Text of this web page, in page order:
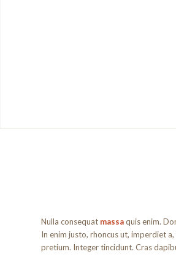
Nulla consequat massaquis enim.
In enim justo, rhoncus ut, imperdiet
pretium. Integer tincidunt. Cras